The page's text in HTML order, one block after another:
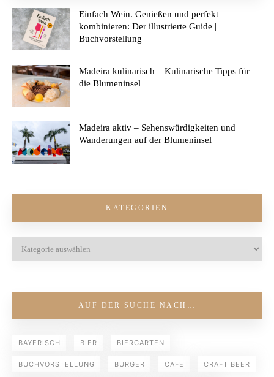
Einfach Wein. Genießen und perfekt
kombinieren: Der illustrierte Guide |
Buchvorstellung
Madeira kulinarisch – Kulinarische Tipps für
die Blumeninsel
Madeira aktiv – Sehenswürdigkeiten und
Wanderungen auf der Blumeninsel
KATEGORIEN
AUF DER SUCHE NACH…
BAYERISCH BIER BIERGARTEN
BUCHVORSTELLUNG BURGER CAFE CRAFT BEER